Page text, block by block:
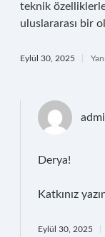
teknik
uluslararası bir
Eylül 30, 2025
Derya!
Katkınız
Eylül 30, 2025